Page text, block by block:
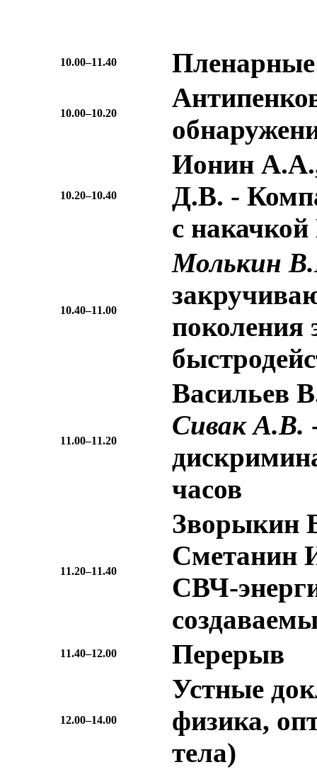
10.00–11.40
10.00–10.20
10.20–10.40
Ионин
Д.В. -
с
10.40–11.00
Молькин
поколения
11.00–11.20
Васильев
Сивак А.В.
часов
11.20–11.40
Зворыкин
Сметанин
СВЧ-
11.40–12.00 Перерыв
12.00–14.00
Устные
физика,
тела)